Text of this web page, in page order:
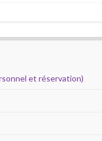
et réservation)